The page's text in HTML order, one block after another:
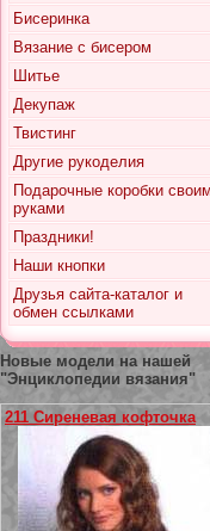
Бисеринка
Вязание с бисером
Шитье
Декупаж
Твистинг
Другие рукоделия
Подарочные коробки
руками
Праздники!
Наши кнопки
Друзья сайта-каталог и
обмен ссылками
Новые модели на нашей
"Энциклопедии вязания"
211 Сиреневая кофточка